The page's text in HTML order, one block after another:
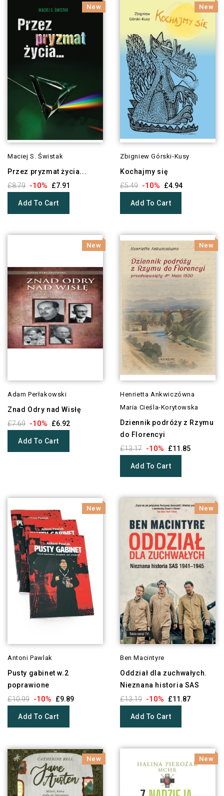
New
Maciej S. Świstak
Przez pryzmat życia...
£8.79 -10% £7.91
Add To Cart
New
Zbigniew Górski-Kusy
Kochajmy się
£5.49 -10% £4.94
Add To Cart
New
Adam Perłakowski
Znad Odry nad Wisłę
£7.69 -10% £6.92
Add To Cart
New
Henrietta Ankwiczówna
Maria Cieśla-Korytowska
Dziennik podróży z Rzymu
do Florencyi
£13.17 -10% £11.85
Add To Cart
New
Antoni Pawlak
Pusty gabinet w.2
poprawione
£10.99 -10% £9.89
Add To Cart
New
Ben Macintyre
Oddział dla zuchwałych.
Nieznana historia SAS
£13.19 -10% £11.87
Add To Cart
New New